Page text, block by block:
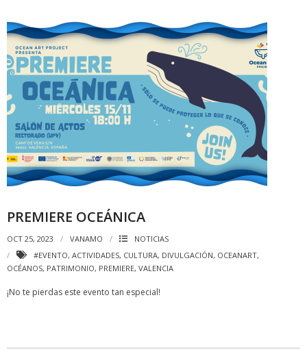
PREMIERE OCEÁNICA
OCT 25, 2023 VANAMO
NOTICIAS
#EVENTO, ACTIVIDADES, CULTURA, DIVULGACIÓN, OCEANART,
OCÉANOS, PATRIMONIO, PREMIERE, VALENCIA
¡No te pierdas este evento tan especial!